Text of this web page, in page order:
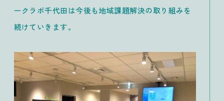
ークラボ千代田は今後も地域課題解決の取り組みを
続けていきます。